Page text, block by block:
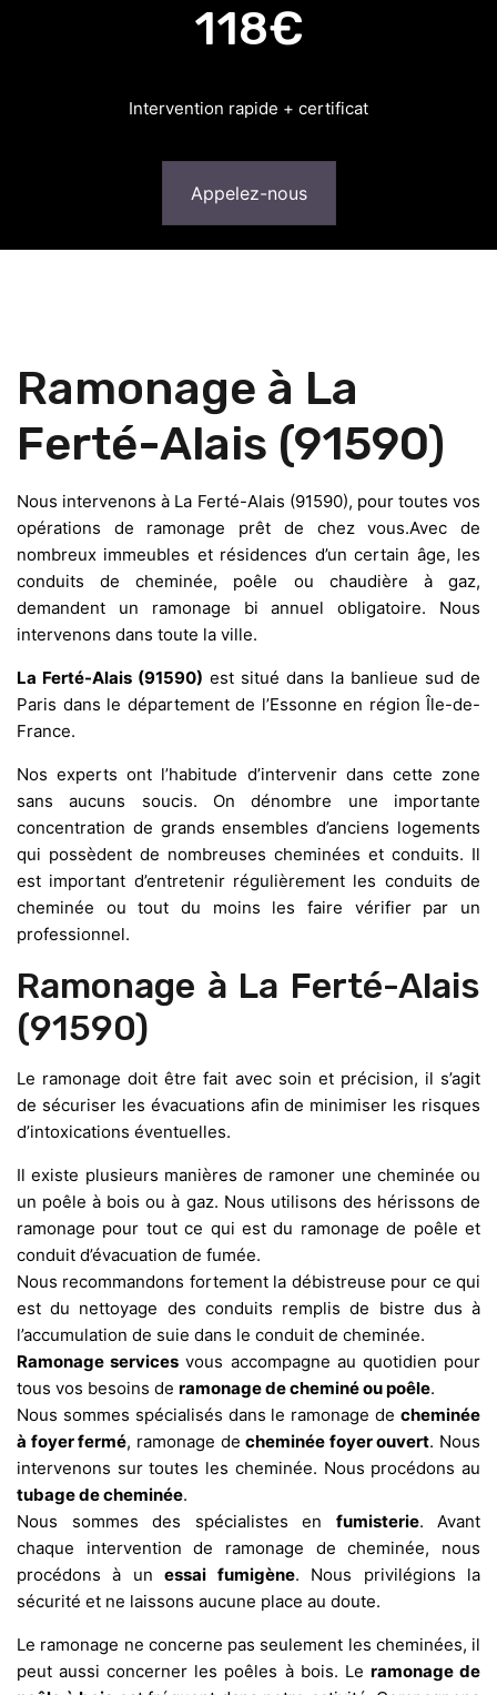
118€
Intervention rapide + certificat
Appelez-nous
Ramonage à La
Ferté-Alais (91590)
Nous intervenons à La Ferté-Alais (91590), pour toutes vos
opérations de ramonage prêt de chez vous.Avec de
nombreux immeubles et résidences d’un certain âge, les
conduits de cheminée, poêle ou chaudière à gaz,
demandent un ramonage bi annuel obligatoire. Nous
intervenons dans toute la ville.
La Ferté-Alais (91590) est situé dans la banlieue sud de
Paris dans le département de l’Essonne en région Île-de-
France.
Nos experts ont l’habitude d’intervenir dans cette zone
sans aucuns soucis. On dénombre une importante
concentration de grands ensembles d’anciens logements
qui possèdent de nombreuses cheminées et conduits. Il
est important d’entretenir régulièrement les conduits de
cheminée ou tout du moins les faire vérifier par un
professionnel.
Ramonage à La Ferté-Alais
(91590)
Le ramonage doit être fait avec soin et précision, il s’agit
de sécuriser les évacuations afin de minimiser les risques
d’intoxications éventuelles.
Il existe plusieurs manières de ramoner une cheminée ou
un poêle à bois ou à gaz. Nous utilisons des hérissons de
ramonage pour tout ce qui est du ramonage de poêle et
conduit d’évacuation de fumée.
Nous recommandons fortement la débistreuse pour ce qui
est du nettoyage des conduits remplis de bistre dus à
l’accumulation de suie dans le conduit de cheminée.
Ramonage services vous accompagne au quotidien pour
tous vos besoins de ramonage de cheminé ou poêle.
Nous sommes spécialisés dans le ramonage de cheminée
à foyer fermé, ramonage decheminée foyer ouvert. Nous
intervenons sur toutes les cheminée. Nous procédons au
tubage de cheminée.
Nous sommes des spécialistes en fumisterie. Avant
chaque intervention de ramonage de cheminée, nous
procédons à unessai fumigène. Nous privilégions la
sécurité et ne laissons aucune place au doute.
Le ramonage ne concerne pas seulement les cheminées, il
peut aussi concerner les poêles à bois. Le ramonage de